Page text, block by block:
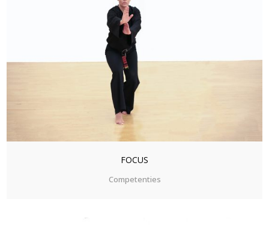
ZOOM
FOCUS
Competenties